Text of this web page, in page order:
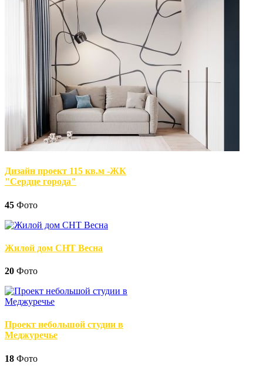
Дизайн проект 115 кв.м -ЖК
"Сердце города"
45 Фото
Жилой дом СНТ Весна
20 Фото
Проект небольшой студии в
Меджуречье
18 Фото